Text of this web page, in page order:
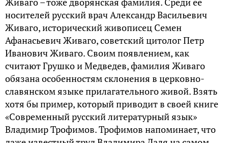
носителей русский врач Александр Васильевич
Живаго, исторический живописец Семен
Афанасьевич Живаго, советский цитолог Петр
Иванович Живаго. Своим появлением, как
считают Грушко и Медведев, фамилия Живаго
обязана особенностям склонения в церковно-
славянском языке прилагательного живой. Взять
хотя бы пример, который приводит в своей книге
«Современный русский литературный язык»
Владимир Трофимов. Трофимов напоминает, что